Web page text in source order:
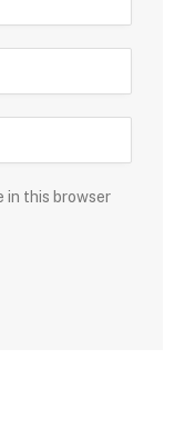
in this browser